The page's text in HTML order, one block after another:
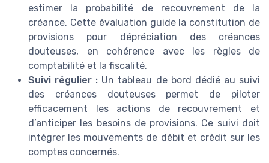
estimer la probabilité de recouvrement de la
créance. Cette évaluation guide la constitution de
provisions pour dépréciation des créances
douteuses, en cohérence avec les règles de
comptabilité et la fiscalité.
Suivi régulier : Un tableau de bord dédié au suivi
des créances douteuses permet de piloter
efficacement les actions de recouvrement et
d’anticiper les besoins de provisions. Ce suivi doit
intégrer les mouvements de débit et crédit sur les
comptes concernés.